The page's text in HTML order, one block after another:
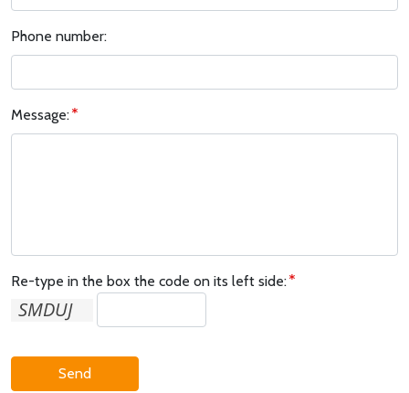
Phone number:
Message:
Re-type in the box the code on its left side:
Send